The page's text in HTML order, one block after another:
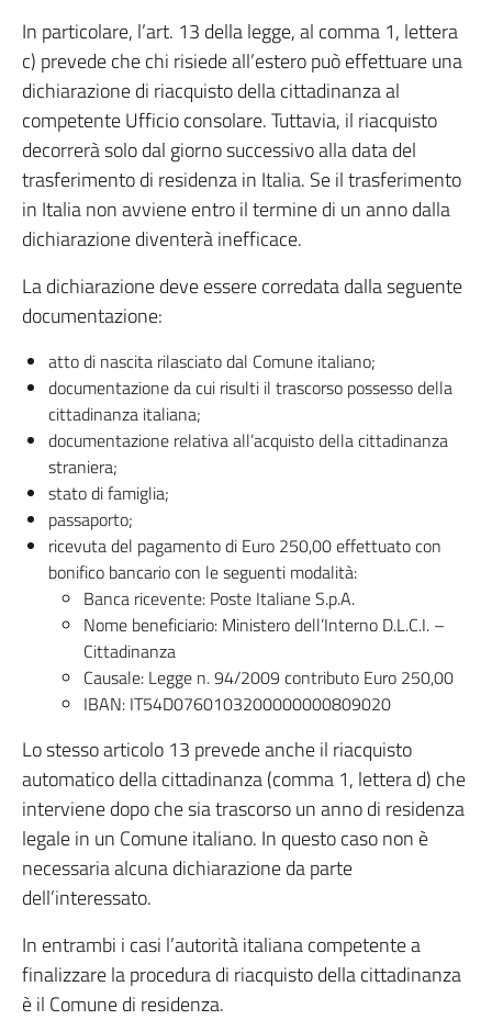
In particolare, l’art. 13 della legge, al comma 1, lettera
c) prevede che chi risiede all’estero può effettuare una
dichiarazione di riacquisto della cittadinanza al
competente Ufficio consolare. Tuttavia, il riacquisto
decorrerà solo dal giorno successivo alla data del
trasferimento di residenza in Italia. Se il trasferimento
in Italia non avviene entro il termine di un anno dalla
dichiarazione diventerà inefficace.
La dichiarazione deve essere corredata dalla seguente
documentazione:
atto di nascita rilasciato dal Comune italiano;
documentazione da cui risulti il trascorso possesso della
cittadinanza italiana;
documentazione relativa all’acquisto della cittadinanza
straniera;
stato di famiglia;
passaporto;
ricevuta del pagamento di Euro 250,00 effettuato con
bonifico bancario con le seguenti modalità:
Banca ricevente: Poste Italiane S.p.A.
Nome beneficiario: Ministero dell’Interno D.L.C.I. –
Cittadinanza
Causale: Legge n. 94/2009 contributo Euro 250,00
IBAN: IT54D0760103200000000809020
Lo stesso articolo 13 prevede anche il riacquisto
automatico della cittadinanza (comma 1, lettera d) che
interviene dopo che sia trascorso un anno di residenza
legale in un Comune italiano. In questo caso non è
necessaria alcuna dichiarazione da parte
dell’interessato.
In entrambi i casi l’autorità italiana competente a
finalizzare la procedura di riacquisto della cittadinanza
è il Comune di residenza.